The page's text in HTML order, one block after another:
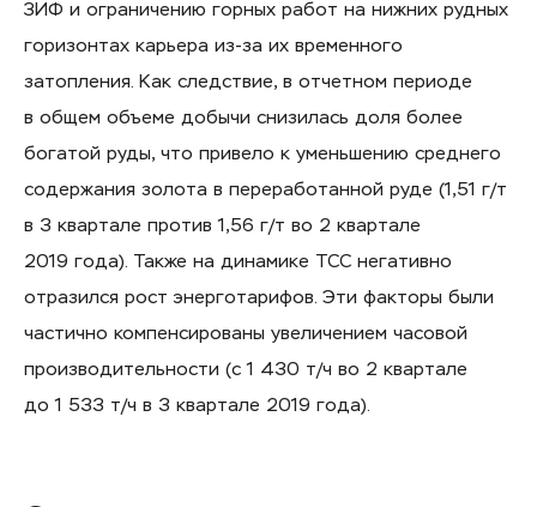
ЗИФ и ограничению горных работ на нижних рудных
горизонтах карьера из-за их временного
затопления. Как следствие, в отчетном периоде
в общем объеме добычи снизилась доля более
богатой руды, что привело к уменьшению среднего
содержания золота в переработанной руде (1,51 г/т
в 3 квартале против 1,56 г/т во 2 квартале
2019 года). Также на динамике ТСС негативно
отразился рост энерготарифов. Эти факторы были
частично компенсированы увеличением часовой
производительности (с 1 430 т/ч во 2 квартале
до 1 533 т/ч в 3 квартале 2019 года).